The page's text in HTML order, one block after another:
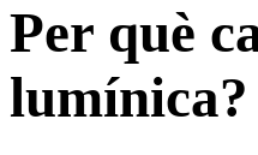
Per què
lumínica?